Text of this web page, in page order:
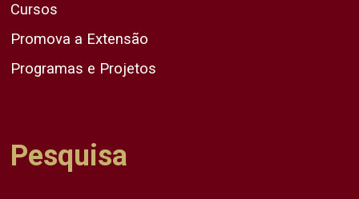
Cursos
Promova a Extensão
Programas e Projetos
Pesquisa